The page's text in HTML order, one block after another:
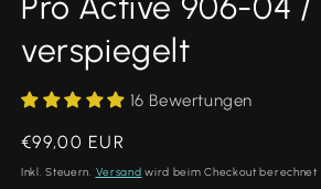
verspiegelt
16 Bewertungen
Normaler
Preis
€99,00 EUR
Inkl. Steuern. Versand wird beim Checkout berechnet